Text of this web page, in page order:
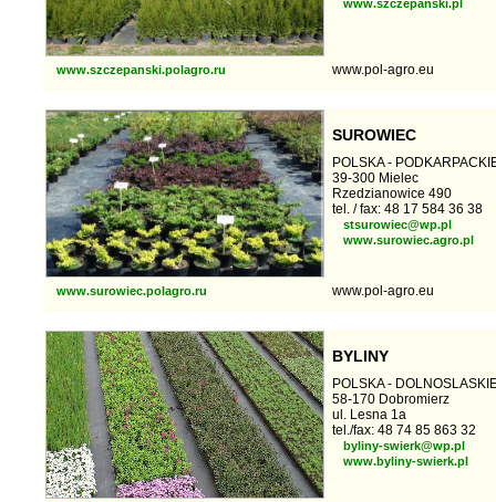
www.szczepanski.pl
www.szczepanski.polagro.ru www.pol-agro.eu
SUROWIEC
POLSKA -
39-300 Mielec
Rzedzianowice 490
tel. / fax: 48 17 584 36 38
stsurowiec@wp.pl
www.surowiec.agro.pl
www.surowiec.polagro.ru www.pol-agro.eu
BYLINY
POLSKA -
58-170 Dobromierz
ul. Lesna 1a
tel./fax: 48 74 85 863 32
byliny-swierk@wp.pl
www.byliny-swierk.pl